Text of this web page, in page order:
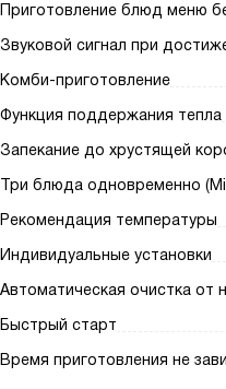
Приготовление блюд меню
Звуковой сигнал при
Комби-приготовление
Функция поддержания тепла
Запекание до хрустящей
Три блюда одновременно
Рекомендация температуры
Индивидуальные установки
Автоматическая очистка от
Быстрый старт
Время приготовления не